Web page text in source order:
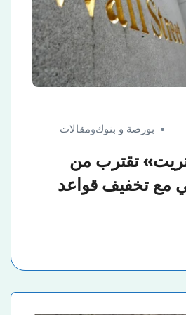
بورصة و بنوكومقالات
تقترب من
مع تخفيف قواعد